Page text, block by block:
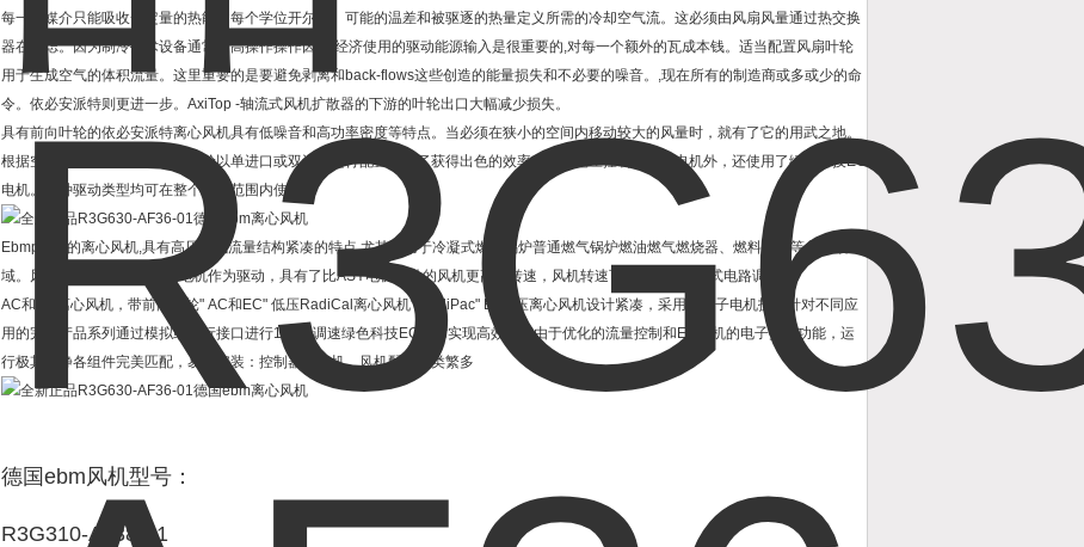
每一个媒介只能吸收一定量的热能为每个学位开尔文。可能的温差和被驱逐的热量定义所需的冷却空气流。这必须由风扇风量通过热交换
器在考虑。因为制冷技术设备通常与高操作操作因素,经济使用的驱动能源输入是很重要的,对每一个额外的瓦成本钱。适当配置风扇叶轮
用于生成空气的体积流量。这里重要的是要避免剥离和back-flows这些创造的能量损失和不必要的噪音。,现在所有的制造商或多或少的命
令。依必安派特则更进一步。AxiTop -轴流式风机扩散器的下游的叶轮出口大幅减少损失。
具有前向叶轮的依必安派特离心风机具有低噪音和高功率密度等特点。当必须在狭小的空间内移动较大的风量时，就有了它的用武之地。
根据空气动力学和几何设计，叶轮以单进口或双进口进行配置。为了获得出色的效率，除了电压控制的异步电机外，还使用了绿色科技EC
电机。两种驱动类型均可在整个功率范围内使用。
Ebmpapst的离心风机,具有高压头低流量结构紧凑的特点,尤其适用于冷凝式燃气锅炉普通燃气锅炉燃油燃气燃烧器、燃料电池等各种领
域。风机采用了智能型的EC电机作为驱动，具有了比ASY电机驱动的风机更高的转速，风机转速可通过开式或闭式电路调节。
AC和EC离心风机，带前向叶轮" AC和EC" 低压RadiCal离心风机" RadiPac" Ec中压离心风机设计紧凑，采用外转子电机技术针对不同应
用的完整产品系列通过模拟或串行接口进行100％调速绿色科技EC技术实现高效节能由于优化的流量控制和EC电机的电子换向功能，运
行极其安静各组件完美匹配，易于安装：控制器、电机、风机配件种类繁多
德国ebm风机型号：
R3G310-AJ38-61